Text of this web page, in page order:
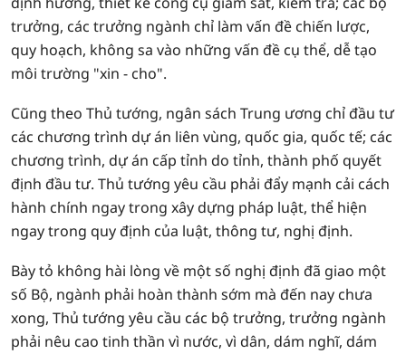
trưởng, các trưởng ngành chỉ làm vấn đề chiến lược,
quy hoạch, không sa vào những vấn đề cụ thể, dễ tạo
môi trường "xin - cho".
Cũng theo Thủ tướng, ngân sách Trung ương chỉ đầu tư
các chương trình dự án liên vùng, quốc gia, quốc tế; các
chương trình, dự án cấp tỉnh do tỉnh, thành phố quyết
định đầu tư. Thủ tướng yêu cầu phải đẩy mạnh cải cách
hành chính ngay trong xây dựng pháp luật, thể hiện
ngay trong quy định của luật, thông tư, nghị định.
Bày tỏ không hài lòng về một số nghị định đã giao một
số Bộ, ngành phải hoàn thành sớm mà đến nay chưa
xong, Thủ tướng yêu cầu các bộ trưởng, trưởng ngành
phải nêu cao tinh thần vì nước, vì dân, dám nghĩ, dám